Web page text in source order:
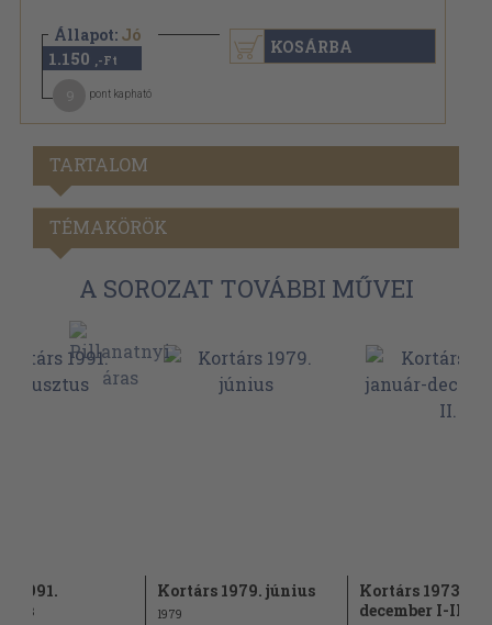
Állapot: Jó
1.150 ,-Ft
pont kapható
KOSÁRBA
TARTALOM
TÉMAKÖRÖK
A SOROZAT TOVÁBBI MŰVEI
1991.
Kortárs 1979. június
1979
Kortárs 1973.
december I-II.